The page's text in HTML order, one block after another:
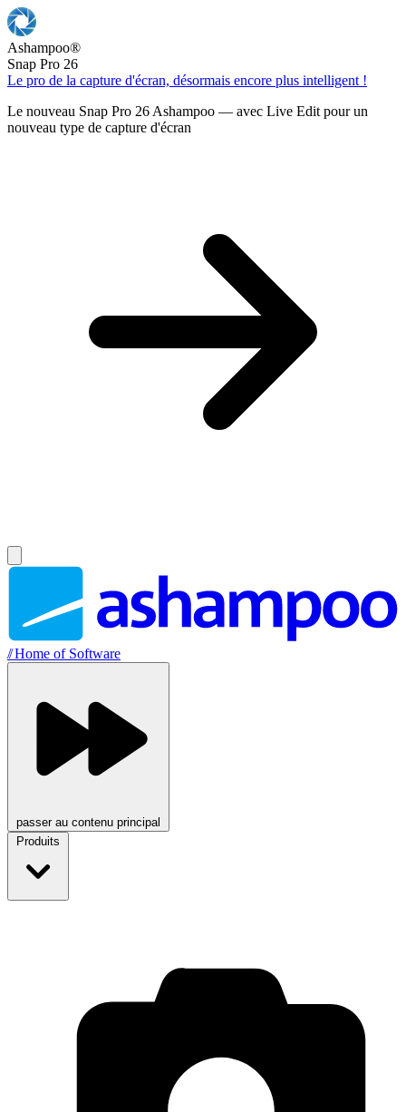
Ashampoo®
Snap Pro 26
Le pro de la capture d'écran, désormais encore plus intelligent !
Le nouveau Snap Pro 26 Ashampoo — avec Live Edit pour un
nouveau type de capture d'écran
//Home of Software
passer au contenu principal
Produits